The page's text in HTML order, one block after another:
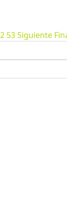
53Siguiente